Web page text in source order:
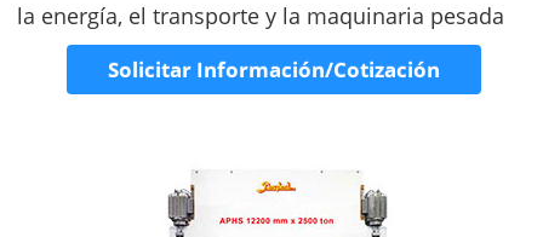
la energía, el transporte y la maquinaria pesada
Solicitar Información/Cotización